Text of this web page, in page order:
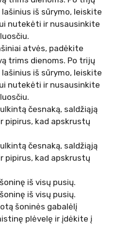
iš sūrymo, leiskite
nutekėti ir nusausinkite
atvės, padėkite
trims dienoms. Po trijų
iš sūrymo, leiskite
nutekėti ir nusausinkite
česnaką, saldžiąją
pipirus, kad apskrustų
česnaką, saldžiąją
pipirus, kad apskrustų
iš visų pusių.
iš visų pusių.
šoninės gabalėlį
plėvelę ir įdėkite į